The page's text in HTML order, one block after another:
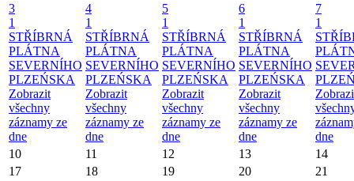
3
1
STŘÍBRNÁ
PLÁTNA
SEVERNÍHO
PLZEŃSKA
Zobrazit
všechny
záznamy ze
dne
4
1
STŘÍBRNÁ
PLÁTNA
SEVERNÍHO
PLZEŃSKA
Zobrazit
všechny
záznamy ze
dne
5
1
STŘÍBRNÁ
PLÁTNA
SEVERNÍHO
PLZEŃSKA
Zobrazit
všechny
záznamy ze
dne
6
1
STŘÍBRNÁ
PLÁTNA
SEVERNÍHO
PLZEŃSKA
Zobrazit
všechny
záznamy ze
dne
7
1
dne
10
11 12 13
14
17
18 19 20 21